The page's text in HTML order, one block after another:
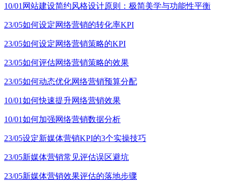
10/01 网站建设简约风格设计原则：极简美学与功能性平衡
23/05如何设定网络营销的转化率KPI
23/05如何设定网络营销策略的KPI
23/05如何评估网络营销策略的效果
23/05如何动态优化网络营销预算分配
10/01如何快速提升网络营销效果
10/01如何加强网络营销数据分析
23/05设定新媒体营销KPI的3个实操技巧
23/05新媒体营销常见评估误区避坑
23/05新媒体营销效果评估的落地步骤